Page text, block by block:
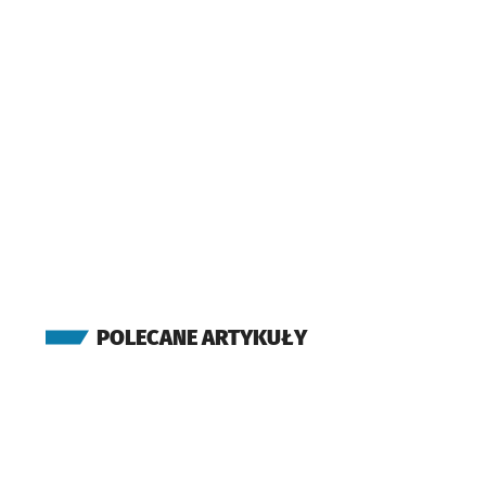
POLECANE ARTYKUŁY